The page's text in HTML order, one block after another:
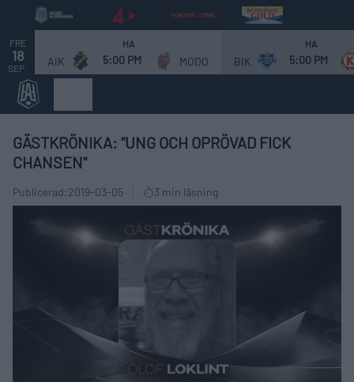
FRE
18
SEP.
HA
AIK 5:00 PM MODO
HA
BIK 5:00 PM
GÄSTKRÖNIKA: "UNG OCH OPRÖVAD FICK
CHANSEN"
Publicerad:2019-03-05 3 min läsning